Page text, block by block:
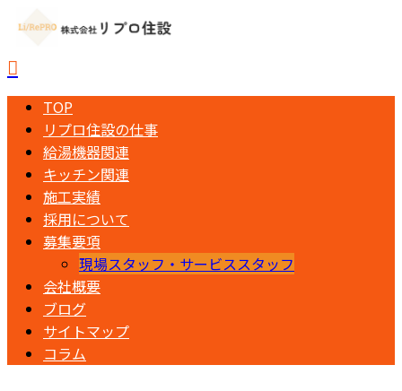
TOP
リプロ住設の仕事
給湯機器関連
キッチン関連
施工実績
採用について
募集要項
現場スタッフ・サービススタッフ
会社概要
ブログ
サイトマップ
コラム